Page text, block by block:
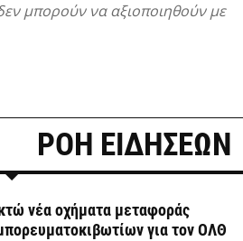
μπορούν να αξιοποιηθούν με
ΡΟΗ ΕΙΔΗΣΕΩΝ
νέα οχήματα μεταφοράς
για τον ΟΛΘ